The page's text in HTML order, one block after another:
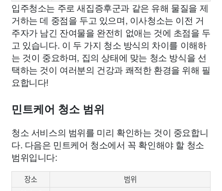
입주청소는 주로 새집증후군과 같은 유해 물질을 제
거하는 데 중점을 두고 있으며, 이사청소는 이전 거
주자가 남긴 잔여물을 완전히 없애는 것에 초점을 두
고 있습니다. 이 두 가지 청소 방식의 차이를 이해하
는 것이 중요하며, 집의 상태에 맞는 청소 방식을 선
택하는 것이 여러분의 건강과 쾌적한 환경을 위해 필
요합니다!
민트케어 청소 범위
청소 서비스의 범위를 미리 확인하는 것이 중요합니
다. 다음은 민트케어 청소에서 꼭 확인해야 할 청소
범위입니다:
장소
범위